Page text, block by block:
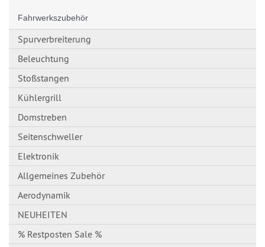
Fahrwerkszubehör
Spurverbreiterung
Beleuchtung
Stoßstangen
Kühlergrill
Domstreben
Seitenschweller
Elektronik
Allgemeines Zubehör
Aerodynamik
NEUHEITEN
% Restposten Sale %